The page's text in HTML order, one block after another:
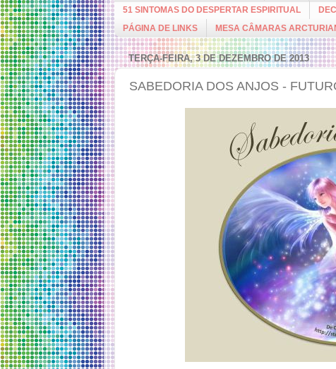
51 SINTOMAS DO DESPERTAR ESPIRITUAL
PÁGINA DE LINKS
MESA CÂMARAS
TERÇA-FEIRA, 3 DE DEZEMBRO DE 2013
SABEDORIA DOS ANJOS -